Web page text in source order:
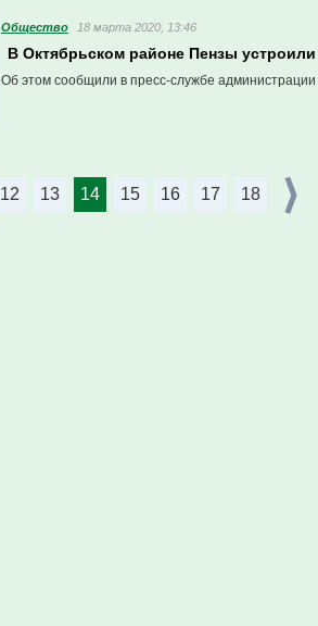
Общество 18 марта 2020, 13:46
В Октябрьском районе Пензы
Об этом сообщили в пресс-службе
12 13 14 15 16 17 18